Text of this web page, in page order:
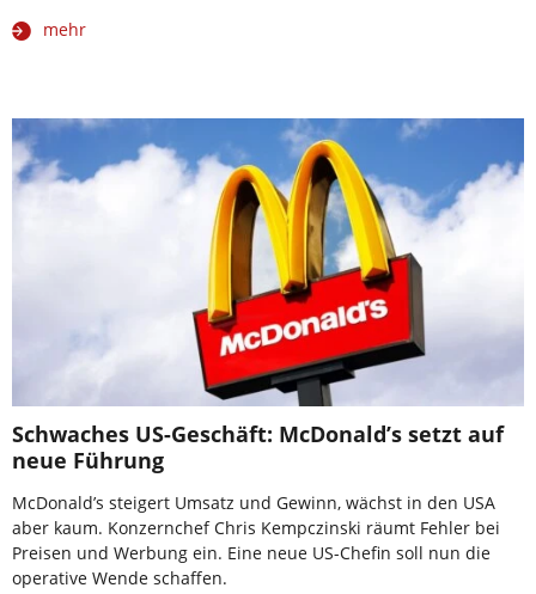
mehr
Schwaches US-Geschäft: McDonald’s setzt auf
neue Führung
McDonald’s steigert Umsatz und Gewinn, wächst in den USA
aber kaum. Konzernchef Chris Kempczinski räumt Fehler bei
Preisen und Werbung ein. Eine neue US-Chefin soll nun die
operative Wende schaffen.